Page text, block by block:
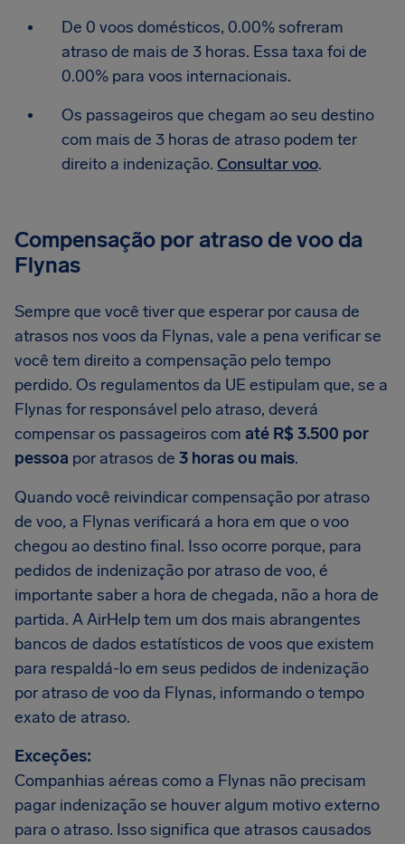
De 0 voos domésticos, 0.00% sofreram
atraso de mais de 3 horas. Essa taxa foi de
0.00% para voos internacionais.
Os passageiros que chegam ao seu destino
com mais de 3 horas de atraso podem ter
direito a indenização. Consultar voo.
Compensação por atraso de voo da
Flynas
Sempre que você tiver que esperar por causa de
atrasos nos voos da Flynas, vale a pena verificar se
você tem direito a compensação pelo tempo
perdido. Os regulamentos da UE estipulam que, se a
Flynas for responsável pelo atraso, deverá
compensar os passageiros com até R$ 3.500 por
pessoa por atrasos de 3 horas ou mais.
Quando você reivindicar compensação por atraso
de voo, a Flynas verificará a hora em que o voo
chegou ao destino final. Isso ocorre porque, para
pedidos de indenização por atraso de voo, é
importante saber a hora de chegada, não a hora de
partida. A AirHelp tem um dos mais abrangentes
bancos de dados estatísticos de voos que existem
para respaldá-lo em seus pedidos de indenização
por atraso de voo da Flynas, informando o tempo
exato de atraso.
Exceções:
Companhias aéreas como a Flynas não precisam
pagar indenização se houver algum motivo externo
para o atraso. Isso significa que atrasos causados